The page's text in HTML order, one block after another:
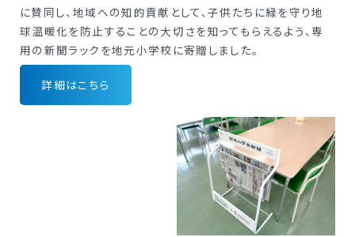
に賛同し、地域への知的貢献として、子供たちに緑を守り地
球温暖化を防止することの大切さを知ってもらえるよう、専
用の新聞ラックを地元小学校に寄贈しました。
詳細はこちら